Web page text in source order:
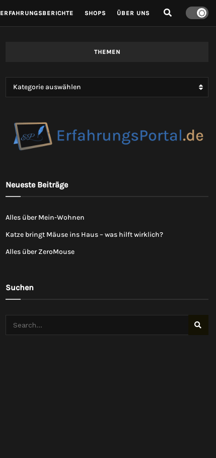
ERFAHRUNGSBERICHTE SHOPS ÜBER UNS
THEMEN
Kategorie auswählen
Neueste Beiträge
Alles über Mein-Wohnen
Katze bringt Mäuse ins Haus – was hilft wirklich?
Alles über ZeroMouse
Suchen